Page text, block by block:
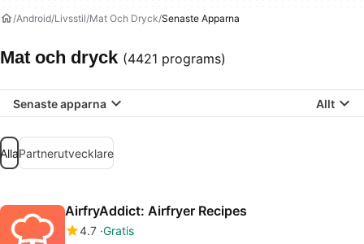
Android Livsstil Mat Och Dryck Senaste Apparna
Mat och dryck (4421 programs)
Senaste apparna Allt
AllaPartnerutvecklare
AirfryAddict: Airfryer Recipes
4.7 Gratis